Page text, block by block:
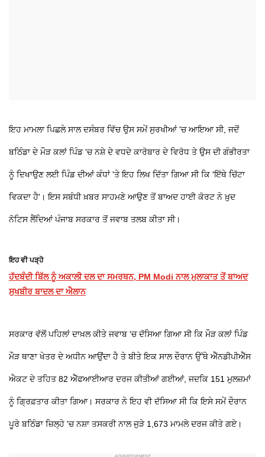
ਇਹ ਮਾਮਲਾ ਪਿਛਲੇ ਸਾਲ ਦਸੰਬਰ ਵਿੱਚ ਉਸ ਸਮੇਂ ਸੁਰਖੀਆਂ 'ਚ ਆਇਆ ਸੀ, ਜਦੋਂ
ਬਠਿੰਡਾ ਦੇ ਮੌੜ ਕਲਾਂ ਪਿੰਡ 'ਚ ਨਸ਼ੇ ਦੇ ਵਧਦੇ ਕਾਰੋਬਾਰ ਦੇ ਵਿਰੋਧ ਤੇ ਉਸ ਦੀ ਗੰਭੀਰਤਾ
ਨੂੰ ਦਿਖਾਉਣ ਲਈ ਪਿੰਡ ਦੀਆਂ ਕੰਧਾਂ 'ਤੇ ਇਹ ਲਿਖ ਦਿੱਤਾ ਗਿਆ ਸੀ ਕਿ 'ਇੱਥੇ ਚਿੱਟਾ
ਵਿਕਦਾ ਹੈ'। ਇਸ ਸਬੰਧੀ ਖ਼ਬਰ ਸਾਹਮਣੇ ਆਉਣ ਤੋਂ ਬਾਅਦ ਹਾਈ ਕੋਰਟ ਨੇ ਖ਼ੁਦ
ਨੋਟਿਸ ਲੈਂਦਿਆਂ ਪੰਜਾਬ ਸਰਕਾਰ ਤੋਂ ਜਵਾਬ ਤਲਬ ਕੀਤਾ ਸੀ।
ਇਹ ਵੀ ਪੜ੍ਹੋ
ਹੱਦਬੰਦੀ ਬਿੱਲ ਨੂੰ ਅਕਾਲੀ ਦਲ ਦਾ ਸਮਰਥਨ, PM Modi ਨਾਲ ਮੁਲਾਕਾਤ ਤੋਂ ਬਾਅਦ
ਸੁਖਬੀਰ ਬਾਦਲ ਦਾ ਐਲਾਨ
ਸਰਕਾਰ ਵੱਲੋਂ ਪਹਿਲਾਂ ਦਾਖ਼ਲ ਕੀਤੇ ਜਵਾਬ 'ਚ ਦੱਸਿਆ ਗਿਆ ਸੀ ਕਿ ਮੌੜ ਕਲਾਂ ਪਿੰਡ
ਮੌੜ ਥਾਣਾ ਖੇਤਰ ਦੇ ਅਧੀਨ ਆਉਂਦਾ ਹੈ ਤੇ ਬੀਤੇ ਇਕ ਸਾਲ ਦੌਰਾਨ ਉੱਥੇ ਐੱਨਡੀਪੀਐੱਸ
ਐਕਟ ਦੇ ਤਹਿਤ 82 ਐੱਫਆਈਆਰ ਦਰਜ ਕੀਤੀਆਂ ਗਈਆਂ, ਜਦਕਿ 151 ਮੁਲਜ਼ਮਾਂ
ਨੂੰ ਗ੍ਰਿਫ਼ਤਾਰ ਕੀਤਾ ਗਿਆ। ਸਰਕਾਰ ਨੇ ਇਹ ਵੀ ਦੱਸਿਆ ਸੀ ਕਿ ਇਸੇ ਸਮੇਂ ਦੌਰਾਨ
ਪੂਰੇ ਬਠਿੰਡਾ ਜ਼ਿਲ੍ਹੇ 'ਚ ਨਸ਼ਾ ਤਸਕਰੀ ਨਾਲ ਜੁੜੇ 1,673 ਮਾਮਲੇ ਦਰਜ ਕੀਤੇ ਗਏ।